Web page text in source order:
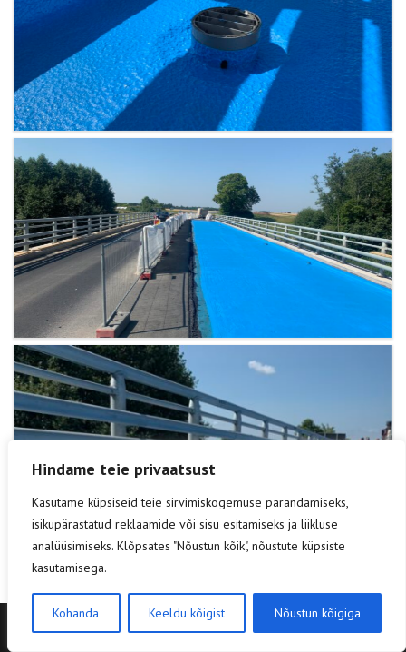
Hindame teie privaatsust
Kasutame küpsiseid teie sirvimiskogemuse parandamiseks,
isikupärastatud reklaamide või sisu esitamiseks ja liikluse
analüüsimiseks. Klõpsates "Nõustun kõik", nõustute küpsiste
kasutamisega.
Kohanda Keeldu kõigist Nõustun kõigiga